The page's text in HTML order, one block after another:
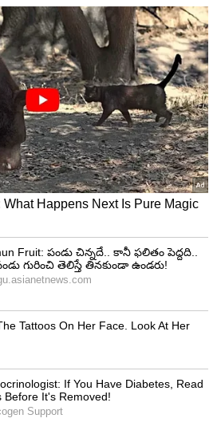
వధువు ఎప్పుడూ
కూర్చుంటుంది? దీని
ఇదే !
జాబ్స్, మార్క్ జూకర్ బర్గ్
కైంచీ ధామ్ సీక్రెట్ ఇదే !
Sudesh_das8 And Sri_khetra_.puri
సాగుతుంది?
గౌహతి టూ లక్నో
గంటల ముందే గౌహతి
బోర్డింగ్ ప్రాసెస్ ముగిశాక ఫ్లైట్
చేరుకున్నాక, అక్కడ నుంచి
చెక్-ఇన్ అయ్యాక సాయంత్రం